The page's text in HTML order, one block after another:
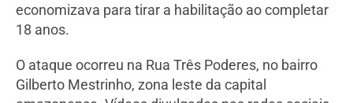
economizava para tirar a habilitação ao completar
18 anos.
O ataque ocorreu na Rua Três Poderes, no bairro
Gilberto Mestrinho, zona leste da capital